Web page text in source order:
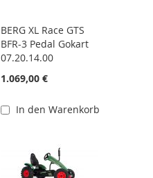
BERG XL Race GTS
BFR-3 Pedal Gokart
07.20.14.00
1.069,00 €
In den Warenkorb